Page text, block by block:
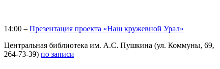
14:00 – Презентация проекта «Наш кружевной Урал»
Центральная библиотека им. А.С. Пушкина (ул. Коммуны, 69,
264-73-39) по записи